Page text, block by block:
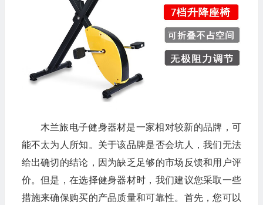
木兰旅电子健身器材是一家相对较新的品牌，可
能不太为人所知。关于该品牌是否会坑人，我们无法
给出确切的结论，因为缺乏足够的市场反馈和用户评
价。但是，在选择健身器材时，我们建议您采取一些
措施来确保购买的产品质量和可靠性。首先，您可以